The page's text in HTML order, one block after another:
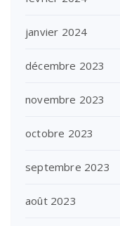
janvier 2024
décembre 2023
novembre 2023
octobre 2023
septembre 2023
août 2023